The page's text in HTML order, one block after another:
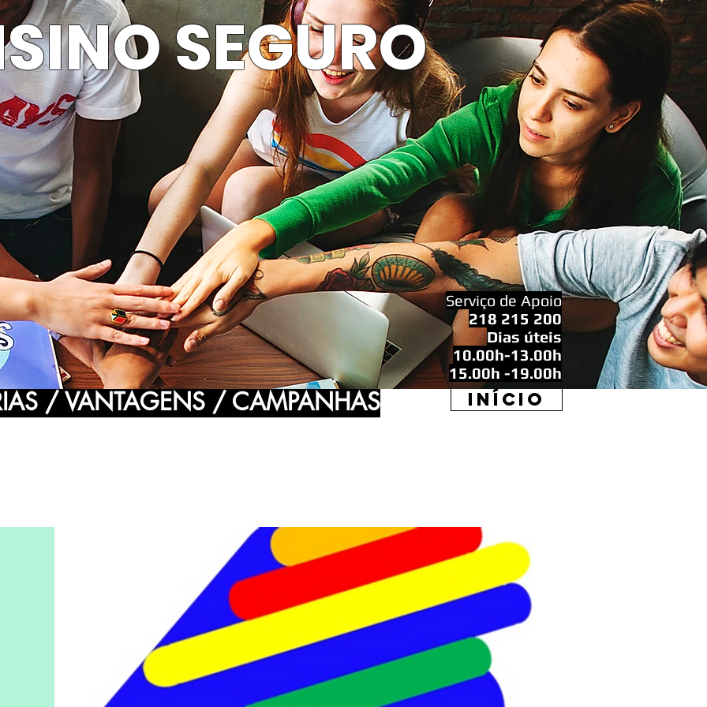
/ VANTAGENS / CAMPANHAS INÍCIO
SEGURO
Serviço de Apoio
218 215 200
Dias úteis
10.00h-13.00h
15.00h -19.00h